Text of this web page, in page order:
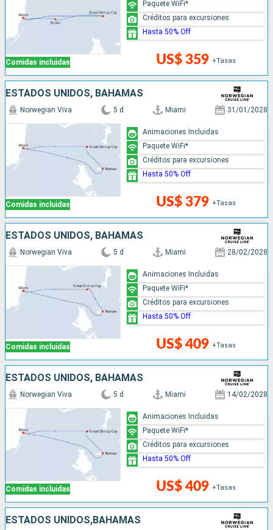
Comidas incluidas US$ 359 +Tasas
Paquete WiFi*
Créditos para excursiones
Hasta 50% Off
ESTADOS UNIDOS, BAHAMAS
Comidas incluidas
Norwegian Viva 5 d Miami 31/01/2028
US$ 379 +Tasas
Animaciones Incluidas
Paquete WiFi*
Créditos para excursiones
Hasta 50% Off
ESTADOS UNIDOS, BAHAMAS
Comidas incluidas
Norwegian Viva 5 d Miami 28/02/2028
US$ 409 +Tasas
Animaciones Incluidas
Paquete WiFi*
Créditos para excursiones
Hasta 50% Off
ESTADOS UNIDOS, BAHAMAS
Comidas incluidas
Norwegian Viva 5 d Miami 14/02/2028
US$ 409 +Tasas
Animaciones Incluidas
Paquete WiFi*
Créditos para excursiones
Hasta 50% Off
ESTADOS UNIDOS,BAHAMAS